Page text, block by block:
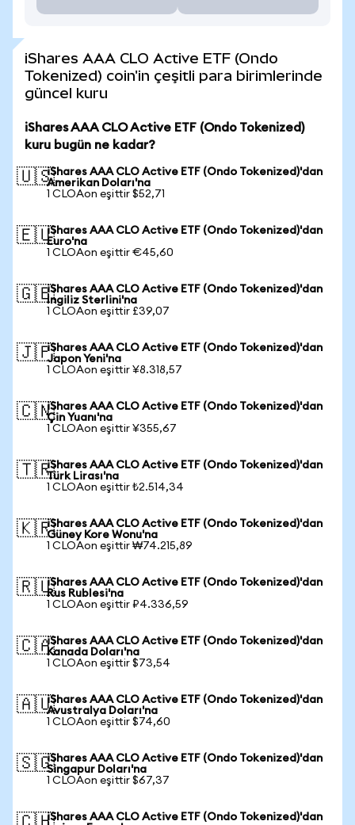
iShares AAA CLO Active ETF (Ondo
Tokenized) coin'in çeşitli para birimlerinde
güncel kuru
iShares AAA CLO Active ETF (Ondo Tokenized)
kuru bugün ne kadar?
🇺🇸iShares AAA CLO Active ETF (Ondo Tokenized)'dan
Amerikan Doları'na
1 CLOAon eşittir $52,71
🇪🇺iShares AAA CLO Active ETF (Ondo Tokenized)'dan
Euro'na
1 CLOAon eşittir €45,60
🇬🇧iShares AAA CLO Active ETF (Ondo Tokenized)'dan
İngiliz Sterlini'na
1 CLOAon eşittir £39,07
🇯🇵iShares AAA CLO Active ETF (Ondo Tokenized)'dan
Japon Yeni'na
1 CLOAon eşittir ¥8.318,57
🇨🇳iShares AAA CLO Active ETF (Ondo Tokenized)'dan
Çin Yuanı'na
1 CLOAon eşittir ¥355,67
🇹🇷iShares AAA CLO Active ETF (Ondo Tokenized)'dan
Türk Lirası'na
1 CLOAon eşittir ₺2.514,34
🇰🇷iShares AAA CLO Active ETF (Ondo Tokenized)'dan
Güney Kore Wonu'na
1 CLOAon eşittir ₩74.215,89
🇷🇺iShares AAA CLO Active ETF (Ondo Tokenized)'dan
Rus Rublesi'na
1 CLOAon eşittir ₽4.336,59
🇨🇦iShares AAA CLO Active ETF (Ondo Tokenized)'dan
Kanada Doları'na
1 CLOAon eşittir $73,54
🇦🇺iShares AAA CLO Active ETF (Ondo Tokenized)'dan
Avustralya Doları'na
1 CLOAon eşittir $74,60
🇸🇬iShares AAA CLO Active ETF (Ondo Tokenized)'dan
Singapur Doları'na
1 CLOAon eşittir $67,37
iShares AAA CLO Active ETF (Ondo Tokenized)'dan